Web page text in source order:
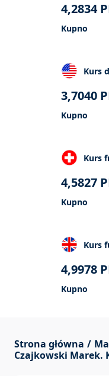
4,2834
Kupno
Kurs
3,7040
Kupno
Kurs
4,5827
Kupno
Kurs
4,9978
Kupno
Strona główna
Czajkowski